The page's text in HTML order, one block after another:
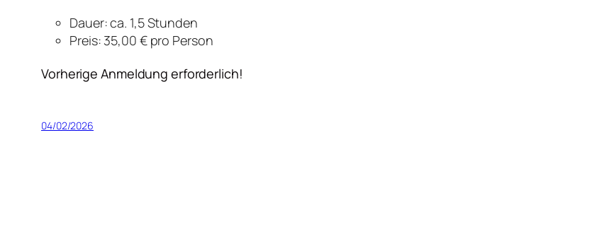
Dauer: ca. 1,5 Stunden
Preis: 35,00 € pro Person
Vorherige Anmeldung erforderlich!
04/02/2026